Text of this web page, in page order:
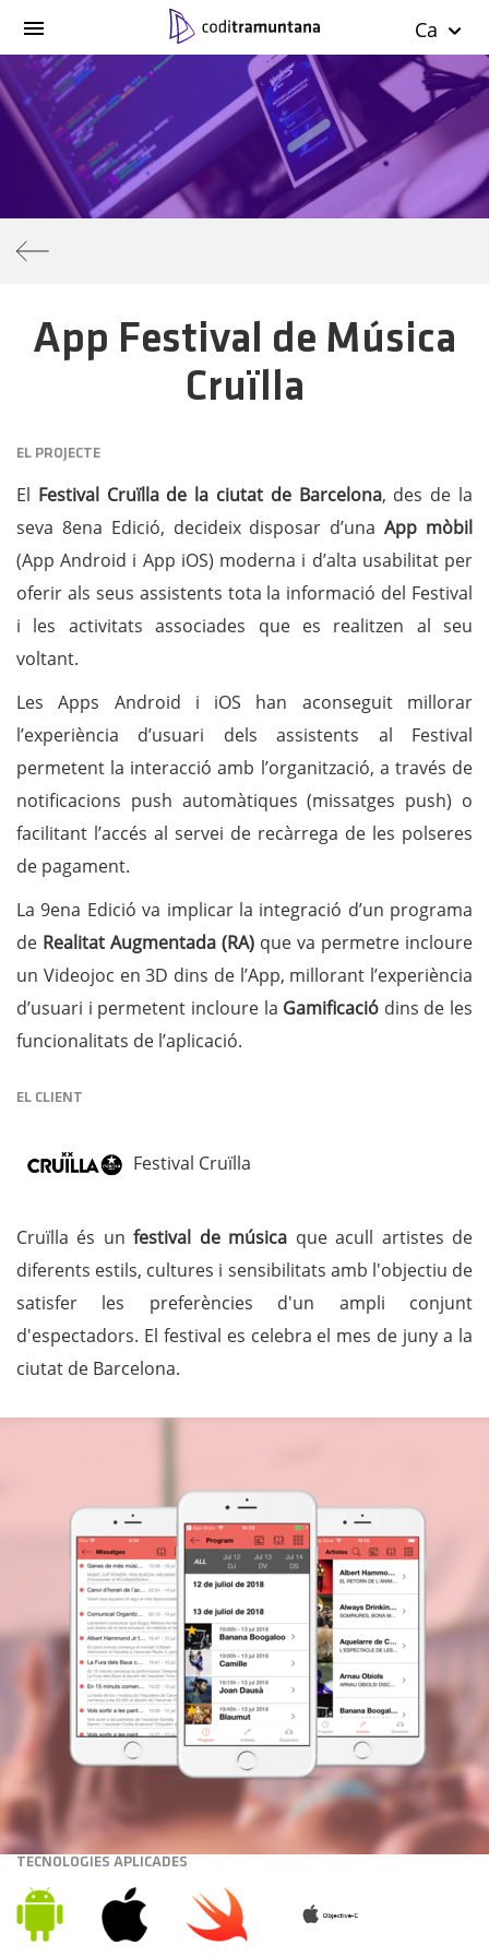
Ca
App Festival de Música
Cruïlla
EL PROJECTE
El Festival Cruïlla de la ciutat de Barcelona, des de la
seva 8ena Edició, decideix disposar d’unaApp mòbil
(App Android i App iOS) moderna i d’alta usabilitat per
oferir als seus assistents tota la informació del Festival
i les activitats associades que es realitzen al seu
voltant.
Les Apps Android i iOS han aconseguit millorar
l’experiència d’usuari dels assistents al Festival
permetent la interacció amb l’organització, a través de
notificacions push automàtiques (missatges push) o
facilitant l’accés al servei de recàrrega de les polseres
de pagament.
La 9ena Edició va implicar la integració d’un programa
de Realitat Augmentada (RA) que va permetre incloure
un Videojoc en 3D dins de l’App, millorant l’experiència
d’usuari i permetent incloure la Gamificació dins de les
funcionalitats de l’aplicació.
EL CLIENT
Festival Cruïlla
Cruïlla és unfestival de música que acull artistes de
diferents estils, cultures i sensibilitats amb l'objectiu de
satisfer les preferències d'un ampli conjunt
d'espectadors. El festival es celebra el mes de juny a la
ciutat de Barcelona.
TECNOLOGIES APLICADES